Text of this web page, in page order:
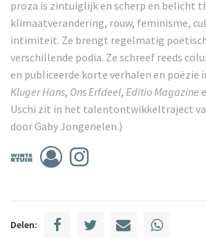
proza is zintuiglijk en scherp en belicht
klimaatverandering, rouw, feminisme,
intimiteit. Ze brengt regelmatig
verschillende podia. Ze schreef reeds
en publiceerde korte verhalen en poëzie
Kluger Hans, Ons Erfdeel, Editio Magazine
Uschi zit in het talentontwikkeltraject
door Gaby Jongenelen.)
Delen: